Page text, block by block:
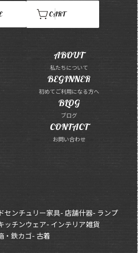
CART
ABOUT
私たちについて
BEGINNER
初めてご利用になる方へ
BLOG
ブログ
CONTACT
お問い合わせ
センチュリー家具- 店舗什器- ランプ
ッチンウェア- インテリア雑貨
・鉄カゴ- 古着